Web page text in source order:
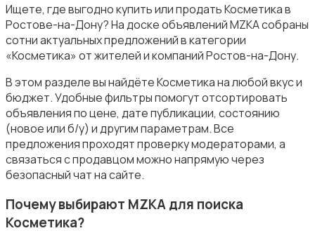
Посуда
Другое
Ищете, где выгодно купить или продать Косметика в
Ростове-на-Дону? На доске объявлений MZKA собраны
сотни актуальных предложений в категории
«Косметика» от жителей и компаний Ростов-на-Дону.
В этом разделе вы найдёте Косметика на любой вкус и
бюджет. Удобные фильтры помогут отсортировать
объявления по цене, дате публикации, состоянию
(новое или б/у) и другим параметрам. Все
предложения проходят проверку модераторами, а
связаться с продавцом можно напрямую через
безопасный чат на сайте.
Почему выбирают MZKA для поиска
Косметика?